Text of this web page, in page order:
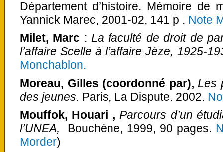
Département d’histoire. Mémoire de
Yannick Marec, 2001-02, 141 p . Note
Milet, Marc :La faculté de droit de
l’affaire Scelle à l’affaire Jèze, 1925-
Monchablon.
Moreau, Gilles (coordonné par), Les
des jeunes. Paris, La Dispute. 2002.
Mouffok, Houari , Parcours d’un
l’UNEA,
Bouchène, 1999, 90 pages.
Morder)